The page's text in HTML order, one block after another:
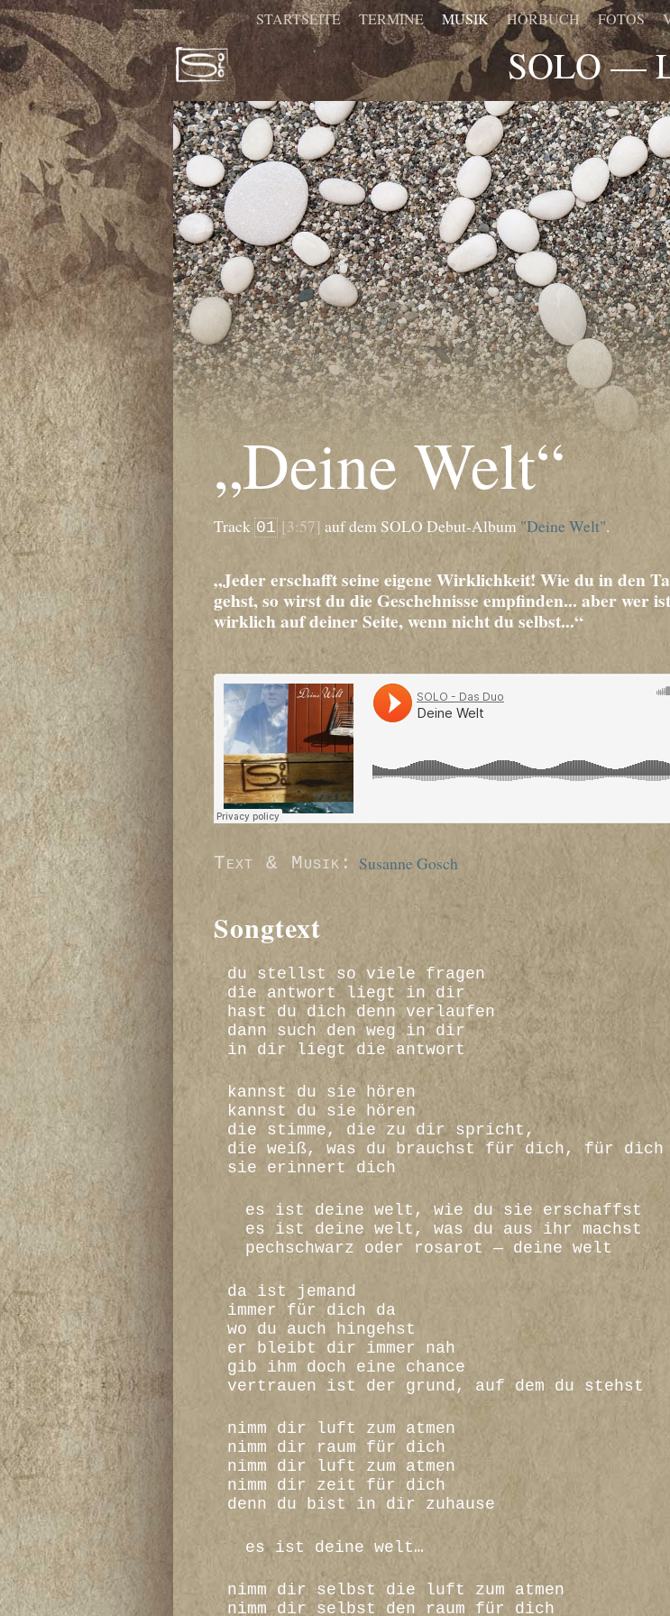
„Deine Welt“
Track 01 [3:57] auf dem SOLO Debut-Album "Deine Welt".
„Jeder erschafft seine eigene Wirklichkeit! Wie du in den
gehst, so wirst du die Geschehnisse empfinden... aber wer ist
wirklich auf deiner Seite, wenn nicht du selbst...“
Text & Musik: Susanne Gosch
Songtext
du stellst so viele fragen
die antwort liegt in dir
hast du dich denn verlaufen
dann such den weg in dir
in dir liegt die antwort
kannst du sie hören
kannst du sie hören
die stimme, die zu dir spricht,
die weiß, was du brauchst für dich, für dich
sie erinnert dich
es ist deine welt, wie du sie erschaffst
es ist deine welt, was du aus ihr machst
pechschwarz oder rosarot — deine welt
da ist jemand
immer für dich da
wo du auch hingehst
er bleibt dir immer nah
gib ihm doch eine chance
vertrauen ist der grund, auf dem du stehst
nimm dir luft zum atmen
nimm dir raum für dich
nimm dir luft zum atmen
nimm dir zeit für dich
denn du bist in dir zuhause
es ist deine welt…
nimm dir selbst die luft zum atmen
nimm dir selbst den raum für dich
SOLO —
FOTOS
HÖRBUCH
MUSIK
TERMINE
STARTSEITE